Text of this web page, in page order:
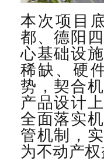
本次项目
都、德阳
心基础设
稀缺、硬
势，契合
产品设计
全面落实
管机制，
为不动产